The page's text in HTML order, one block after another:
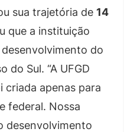
sua trajetória de 14
que a instituição
do
do Sul. “A UFGD
apenas para
federal. Nossa
desenvolvimento